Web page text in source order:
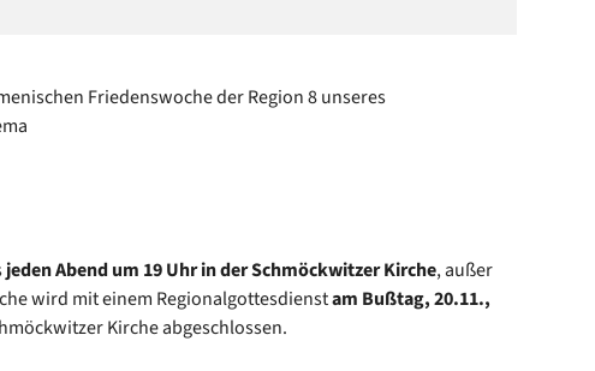
Friedenswoche der Region 8 unseres
jeden Abend um 19 Uhr in der Schmöckwitzer Kirche, außer
wird mit einem Regionalgottesdienstam Bußtag, 20.11.,
Kirche abgeschlossen.